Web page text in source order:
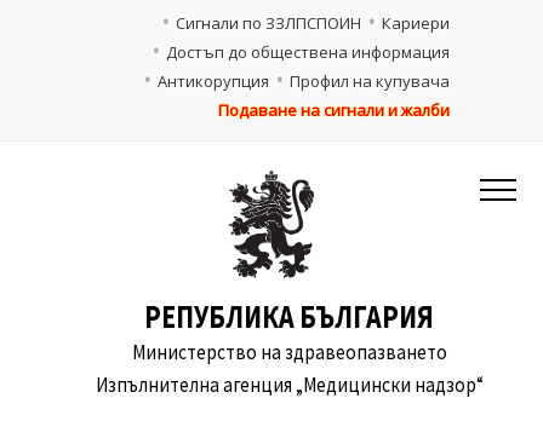
Кариери
Сигнали по ЗЗЛПСПОИН
Достъп до обществена информация
Профил на купувача
Антикорупция
Подаване на сигнали и жалби
РЕПУБЛИКА БЪЛГАРИЯ
Министерство на здравеопазването
Изпълнителна агенция „Медицински надзор“